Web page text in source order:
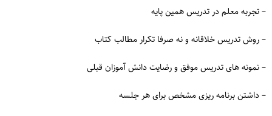
– تجربه معلم در تدریس همین پایه
– روش تدریس خلاقانه و نه صرفا تکرار مطالب کتاب
– نمونه های تدریس موفق و رضایت دانش آموزان قبلی
– داشتن برنامه ‌ریزی مشخص برای هر جلسه